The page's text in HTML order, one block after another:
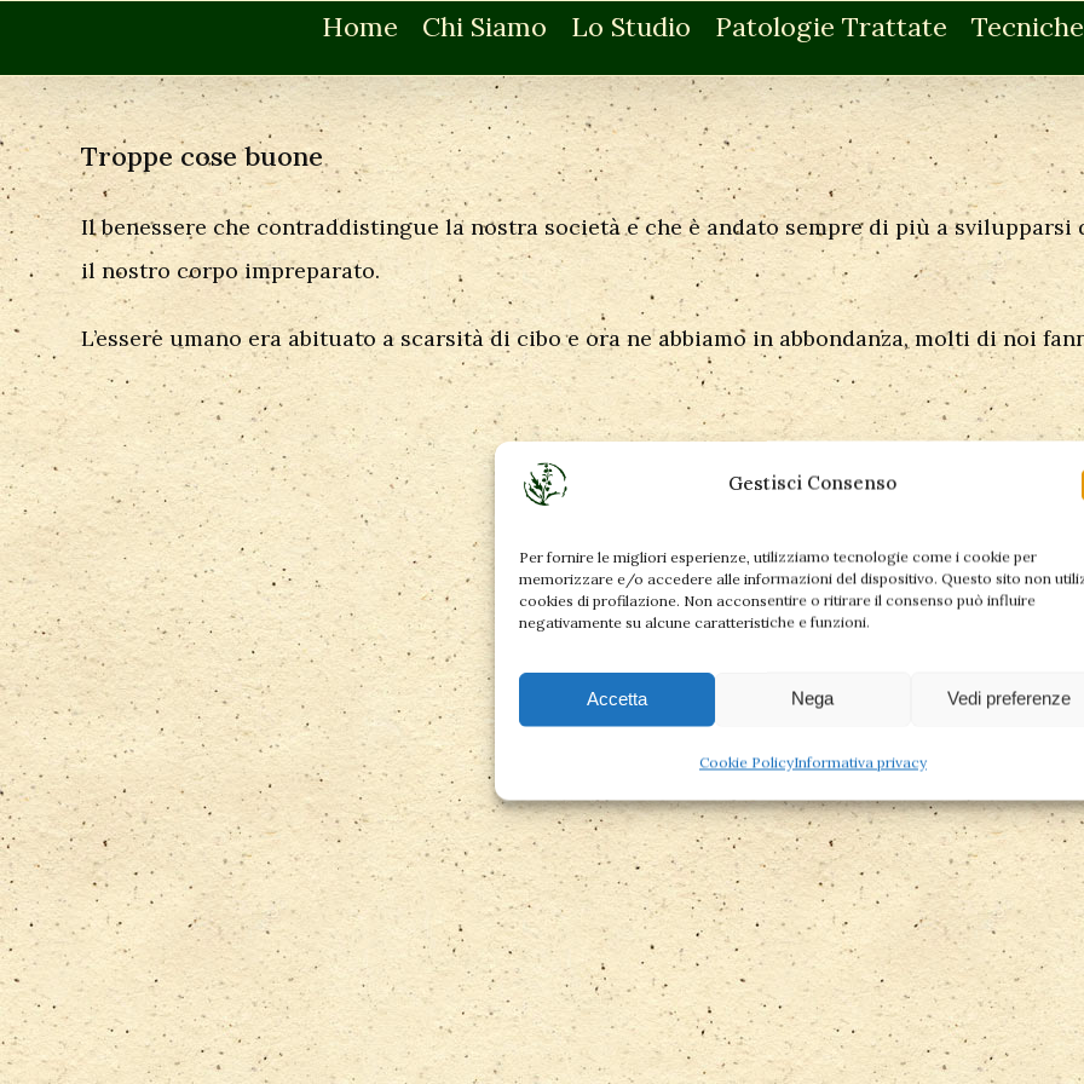
Gestisci Consenso
Per fornire le migliori esperienze, utilizziamo tecnologie come i cookie per
memorizzare e/o accedere alle informazioni del dispositivo. Questo sito non
cookies di profilazione. Non acconsentire o ritirare il consenso può influire
negativamente su alcune caratteristiche e funzioni.
Accetta Nega Vedi preferenze
Cookie PolicyInformativa privacy
Home Chi Siamo Lo Studio Patologie Trattate Tecniche
Troppe cose buone
Il benessere che contraddistingue la nostra società e che è andato sempre di più a
il nostro corpo impreparato.
L’essere umano era abituato a scarsità di cibo e ora ne abbiamo in abbondanza, molti di noi